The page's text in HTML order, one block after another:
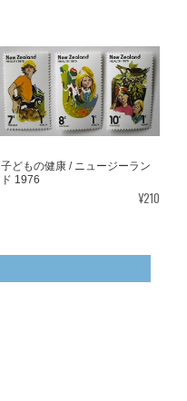
子どもの健康 / ニュージーラン
ド 1976
¥210